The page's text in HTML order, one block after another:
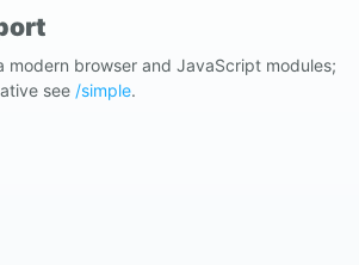
modern browser and JavaScript modules;
see /simple.